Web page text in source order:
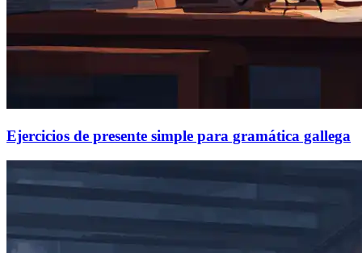
Ejercicios de presente simple para gramática gallega